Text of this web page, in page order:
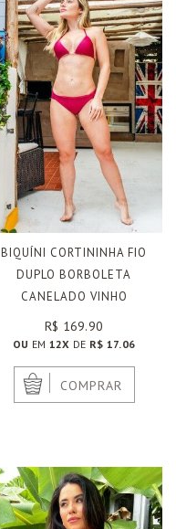
BIQUÍNI CORTININHA FIO
DUPLO BORBOLETA
CANELADO VINHO
R$ 169.90
OU EM 12X DE R$ 17.06
COMPRAR